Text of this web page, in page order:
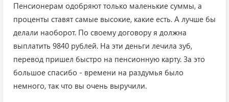
Пенсионерам одобряют только маленькие суммы, а
проценты ставят самые высокие, какие есть. А лучше бы
делали наоборот. По своему договору я должна
выплатить 9840 рублей. На эти деньги лечила зуб,
перевод пришел быстро на пенсионную карту. За это
большое спасибо - времени на раздумья было
немного, так что вы очень выручили.